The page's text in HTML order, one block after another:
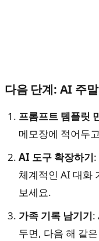
다음 단계: AI 주
프롬프트 템플릿
메모장에 적어두
AI 도구 확장하기:
체계적인 AI 대화
보세요.
가족 기록 남기기:
두면, 다음 해 같